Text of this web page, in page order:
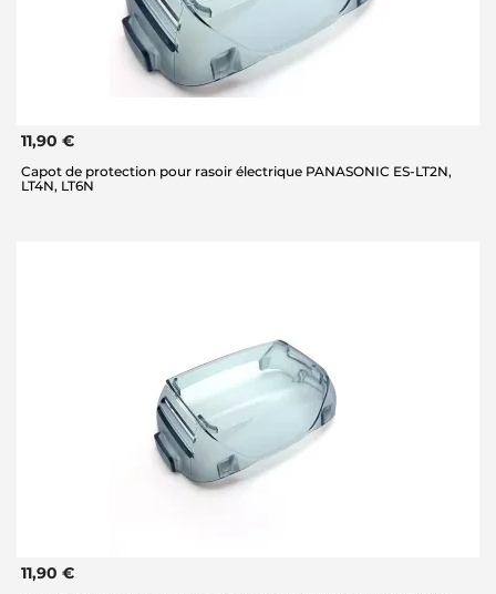
11,90 €
Capot de protection pour rasoir électrique PANASONIC ES-LT2N,
LT4N, LT6N
11,90 €